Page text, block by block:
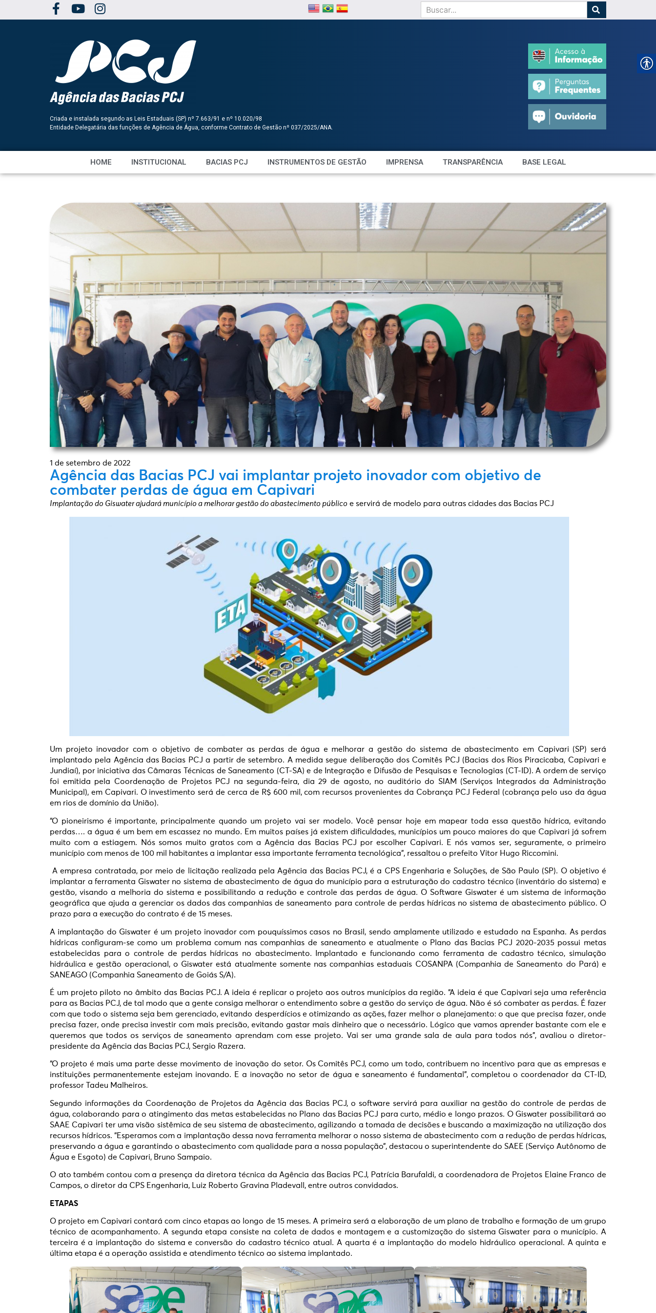
Criada e instalada segundo as Leis Estaduais (SP) nº 7.663/91 e nº 10.020/98
Entidade Delegatária das funções de Agência de Água, conforme Contrato de Gestão nº 037/2025/ANA.
HOME INSTITUCIONAL BACIAS PCJ INSTRUMENTOS DE GESTÃO IMPRENSA TRANSPARÊNCIA BASE LEGAL
1 de setembro de 2022
Agência das Bacias PCJ vai implantar projeto inovador com objetivo de
combater perdas de água em Capivari
Implantação do Giswater ajudará município a melhorar gestão do abastecimento público e servirá de modelo para outras cidades das Bacias PCJ
Um projeto inovador com o objetivo de combater as perdas de água e melhorar a gestão do sistema de abastecimento em Capivari (SP) será
implantado pela Agência das Bacias PCJ a partir de setembro. A medida segue deliberação dos Comitês PCJ (Bacias dos Rios Piracicaba, Capivari e
Jundiaí), por iniciativa das Câmaras Técnicas de Saneamento (CT-SA) e de Integração e Difusão de Pesquisas e Tecnologias (CT-ID). A ordem de serviço
foi emitida pela Coordenação de Projetos PCJ na segunda-feira, dia 29 de agosto, no auditório do SIAM (Serviços Integrados da Administração
Municipal), em Capivari. O investimento será de cerca de R$ 600 mil, com recursos provenientes da Cobrança PCJ Federal (cobrança pelo uso da água
em rios de domínio da União).
“O pioneirismo é importante, principalmente quando um projeto vai ser modelo. Você pensar hoje em mapear toda essa questão hídrica, evitando
perdas…. a água é um bem em escassez no mundo. Em muitos países já existem dificuldades, municípios um pouco maiores do que Capivari já sofrem
muito com a estiagem. Nós somos muito gratos com a Agência das Bacias PCJ por escolher Capivari. E nós vamos ser, seguramente, o primeiro
município com menos de 100 mil habitantes a implantar essa importante ferramenta tecnológica”, ressaltou o prefeito Vitor Hugo Riccomini.
A empresa contratada, por meio de licitação realizada pela Agência das Bacias PCJ, é a CPS Engenharia e Soluções, de São Paulo (SP). O objetivo é
implantar a ferramenta Giswater no sistema de abastecimento de água do município para a estruturação do cadastro técnico (inventário do sistema) e
gestão, visando a melhoria do sistema e possibilitando a redução e controle das perdas de água. O Software Giswater é um sistema de informação
geográfica que ajuda a gerenciar os dados das companhias de saneamento para controle de perdas hídricas no sistema de abastecimento público. O
prazo para a execução do contrato é de 15 meses.
A implantação do Giswater é um projeto inovador com pouquíssimos casos no Brasil, sendo amplamente utilizado e estudado na Espanha. As perdas
hídricas configuram-se como um problema comum nas companhias de saneamento e atualmente o Plano das Bacias PCJ 2020-2035 possui metas
estabelecidas para o controle de perdas hídricas no abastecimento. Implantado e funcionando como ferramenta de cadastro técnico, simulação
hidráulica e gestão operacional, o Giswater está atualmente somente nas companhias estaduais COSANPA (Companhia de Saneamento do Pará) e
SANEAGO (Companhia Saneamento de Goiás S/A).
É um projeto piloto no âmbito das Bacias PCJ. A ideia é replicar o projeto aos outros municípios da região. “A ideia é que Capivari seja uma referência
para as Bacias PCJ, de tal modo que a gente consiga melhorar o entendimento sobre a gestão do serviço de água. Não é só combater as perdas. É fazer
com que todo o sistema seja bem gerenciado, evitando desperdícios e otimizando as ações, fazer melhor o planejamento: o que que precisa fazer, onde
precisa fazer, onde precisa investir com mais precisão, evitando gastar mais dinheiro que o necessário. Lógico que vamos aprender bastante com ele e
queremos que todos os serviços de saneamento aprendam com esse projeto. Vai ser uma grande sala de aula para todos nós”, avaliou o diretor-
presidente da Agência das Bacias PCJ, Sergio Razera.
“O projeto é mais uma parte desse movimento de inovação do setor. Os Comitês PCJ, como um todo, contribuem no incentivo para que as empresas e
instituições permanentemente estejam inovando. E a inovação no setor de água e saneamento é fundamental”, completou o coordenador da CT-ID,
professor Tadeu Malheiros.
Segundo informações da Coordenação de Projetos da Agência das Bacias PCJ, o software servirá para auxiliar na gestão do controle de perdas de
água, colaborando para o atingimento das metas estabelecidas no Plano das Bacias PCJ para curto, médio e longo prazos. O Giswater possibilitará ao
SAAE Capivari ter uma visão sistêmica de seu sistema de abastecimento, agilizando a tomada de decisões e buscando a maximização na utilização dos
recursos hídricos. “Esperamos com a implantação dessa nova ferramenta melhorar o nosso sistema de abastecimento com a redução de perdas hídricas,
preservando a água e garantindo o abastecimento com qualidade para a nossa população”, destacou o superintendente do SAEE (Serviço Autônomo de
Água e Esgoto) de Capivari, Bruno Sampaio.
O ato também contou com a presença da diretora técnica da Agência das Bacias PCJ, Patrícia Barufaldi, a coordenadora de Projetos Elaine Franco de
Campos, o diretor da CPS Engenharia, Luiz Roberto Gravina Pladevall, entre outros convidados.
ETAPAS
O projeto em Capivari contará com cinco etapas ao longo de 15 meses. A primeira será a elaboração de um plano de trabalho e formação de um grupo
técnico de acompanhamento. A segunda etapa consiste na coleta de dados e montagem e a customização do sistema Giswater para o município. A
terceira é a implantação do sistema e conversão do cadastro técnico atual. A quarta é a implantação do modelo hidráulico operacional. A quinta e
última etapa é a operação assistida e atendimento técnico ao sistema implantado.